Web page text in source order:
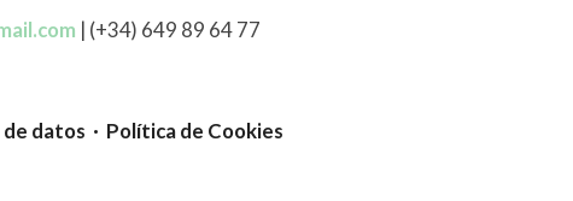
| (+34) 649 89 64 77
datos · Política de Cookies